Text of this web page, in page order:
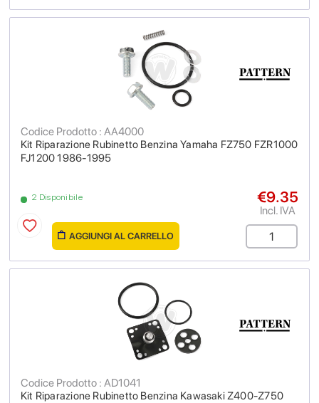
Kit Riparazione Rubinetto Benzina Yamaha FZ750 FZR1000
FJ1200 1986-1995
Codice Prodotto : AA4000
2 Disponibile €9.35
Incl. IVA
AGGIUNGI AL CARRELLO
Kit Riparazione Rubinetto Benzina Kawasaki Z400-Z750
Codice Prodotto : AD1041